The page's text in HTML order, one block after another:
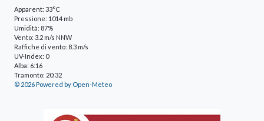
Apparent: 33°C
Pressione: 1014 mb
Umidità: 87%
Vento: 3.2 m/s NNW
Raffiche di vento: 8.3 m/s
UV-Index: 0
Alba: 6:16
Tramonto: 20:32
© 2026 Powered by Open-Meteo